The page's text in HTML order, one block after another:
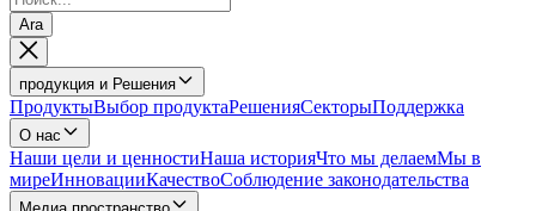
Ara
продукция и Решения
ПродуктыВыбор продуктаРешенияСекторыПоддержка
О нас
Наши цели и ценностиНаша историяЧто мы делаемМы в
миреИнновацииКачествоСоблюдение законодательства